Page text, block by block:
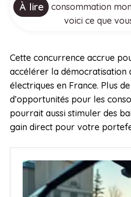
À lire
consommation
voici ce que
Cette concurrence accrue
accélérer la démocratisation
électriques en France. Plus
d’opportunités pour les
pourrait aussi stimuler des
gain direct pour votre